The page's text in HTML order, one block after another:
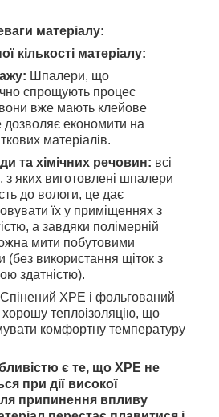
матеріалу:
кількості матеріалу:
Шпалери, що
спрощують процес
вони вже мають клейове
дозволяє економити на
матеріалів.
та хімічних речовин: всі
з яких виготовлені шпалери
до вологи, це дає
їх у приміщеннях з
а завдяки полімерній
мити побутовими
використання щіток з
здатністю).
Спінений ХРЕ і фольгований
теплоізоляцію, що
комфортну температуру
є те, що ХРЕ не
при дії високої
припинення впливу